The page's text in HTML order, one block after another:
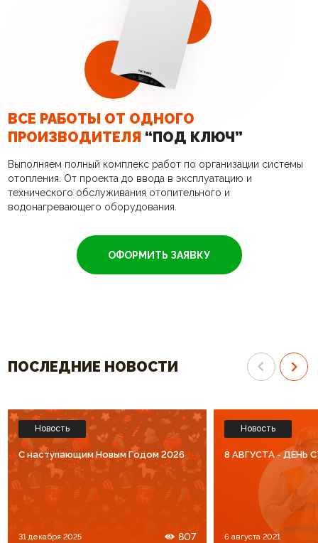
ВСЕ РАБОТЫ ОТ ОДНОГО
ПРОИЗВОДИТЕЛЯ “ПОД КЛЮЧ”
Выполняем полный комплекс работ по организации системы
отопления. От проекта до ввода в эксплуатацию и
технического обслуживания отопительного и
водонагревающего оборудования.
ОФОРМИТЬ ЗАЯВКУ
ПОСЛЕДНИЕ НОВОСТИ
Новость
C наступающим Новым Годом 2026
31 декабря 2025 807
Новость
8 АВГУСТА - ДЕНЬ
6 августа 2021